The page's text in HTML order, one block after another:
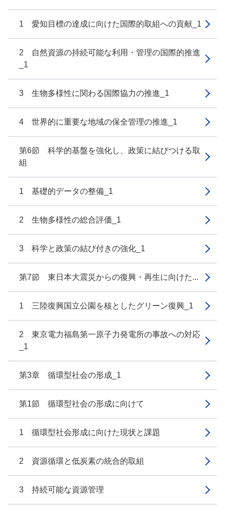
1 愛知目標の達成に向けた国際的取組への貢献_1
2 自然資源の持続可能な利用・管理の国際的推進
_1
3 生物多様性に関わる国際協力の推進_1
4 世界的に重要な地域の保全管理の推進_1
第6節 科学的基盤を強化し、政策に結びつける取
組
1 基礎的データの整備_1
2 生物多様性の総合評価_1
3 科学と政策の結び付きの強化_1
第7節 東日本大震災からの復興・再生に向けた...
1 三陸復興国立公園を核としたグリーン復興_1
2 東京電力福島第一原子力発電所の事故への対応
_1
第3章 循環型社会の形成_1
第1節 循環型社会の形成に向けて
1 循環型社会形成に向けた現状と課題
2 資源循環と低炭素の統合的取組
3 持続可能な資源管理